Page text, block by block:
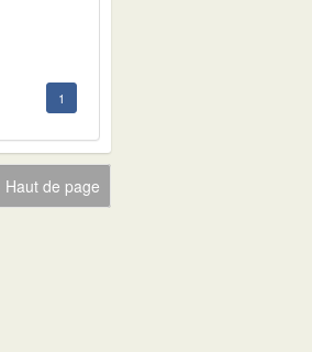
1
Haut de page